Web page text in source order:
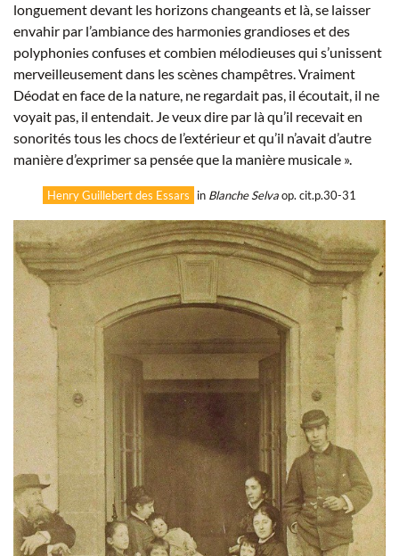
longuement devant les horizons changeants et là, se laisser
envahir par l’ambiance des harmonies grandioses et des
polyphonies confuses et combien mélodieuses qui s’unissent
merveilleusement dans les scènes champêtres. Vraiment
Déodat en face de la nature, ne regardait pas, il écoutait, il ne
voyait pas, il entendait. Je veux dire par là qu’il recevait en
sonorités tous les chocs de l’extérieur et qu’il n’avait d’autre
manière d’exprimer sa pensée que la manière musicale ».
Henry Guillebert des Essars in Blanche Selvaop. cit.p.30-31